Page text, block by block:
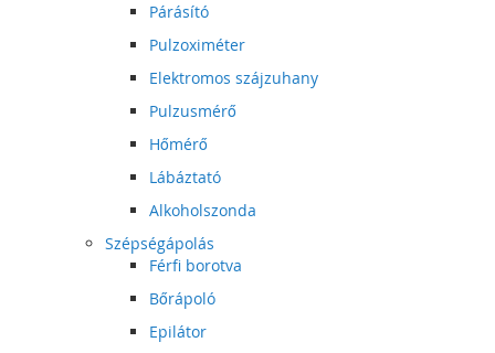
Párásító
Pulzoximéter
Elektromos szájzuhany
Pulzusmérő
Hőmérő
Lábáztató
Alkoholszonda
Szépségápolás
Férfi borotva
Bőrápoló
Epilátor